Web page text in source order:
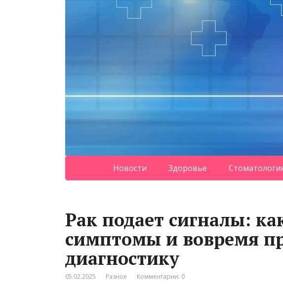
Новости Здоровье
Рак подает сигналы:
симптомы и вовремя
диагностику
05.02.2025 Разное Комментарии: 0